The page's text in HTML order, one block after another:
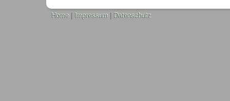
Home| Impressum Datenschutz